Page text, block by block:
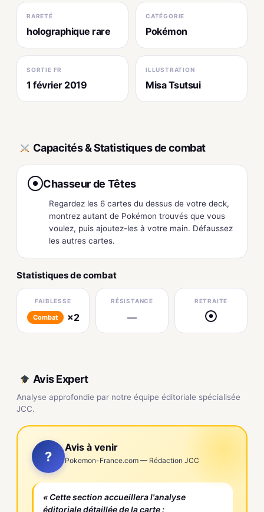
RARETÉ
holographique rare
CATÉGORIE
Pokémon
SORTIE FR
1 février 2019
ILLUSTRATION
Misa Tsutsui
Capacités & Statistiques de combat
● Chasseur de Têtes
Regardez les 6 cartes du dessus de votre deck,
montrez autant de Pokémon trouvés que vous
voulez, puis ajoutez-les à votre main. Défaussez
les autres cartes.
Statistiques de combat
FAIBLESSE
Combat ×2
RÉSISTANCE
—
RETRAITE
●
Avis Expert
Analyse approfondie par notre équipe éditoriale spécialisée
JCC.
?
Avis à venir
Pokemon-France.com — Rédaction JCC
« Cette section accueillera l'analyse
éditoriale détaillée de la carte :